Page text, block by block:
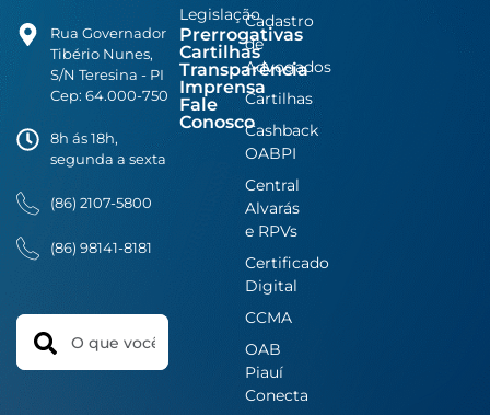
Rua Governador
Tibério Nunes,
S/N Teresina - PI
Cep: 64.000-750
8h ás 18h,
segunda a sexta
(86) 2107-5800
(86) 98141-8181
Search
Legislação
Prerrogativas
Cartilhas
Transparência
Imprensa
Fale
Conosco
Cadastro
de
Advogados
Cartilhas
Cashback
OABPI
Central
Alvarás
e RPVs
Certificado
Digital
CCMA
OAB
Piauí
Conecta